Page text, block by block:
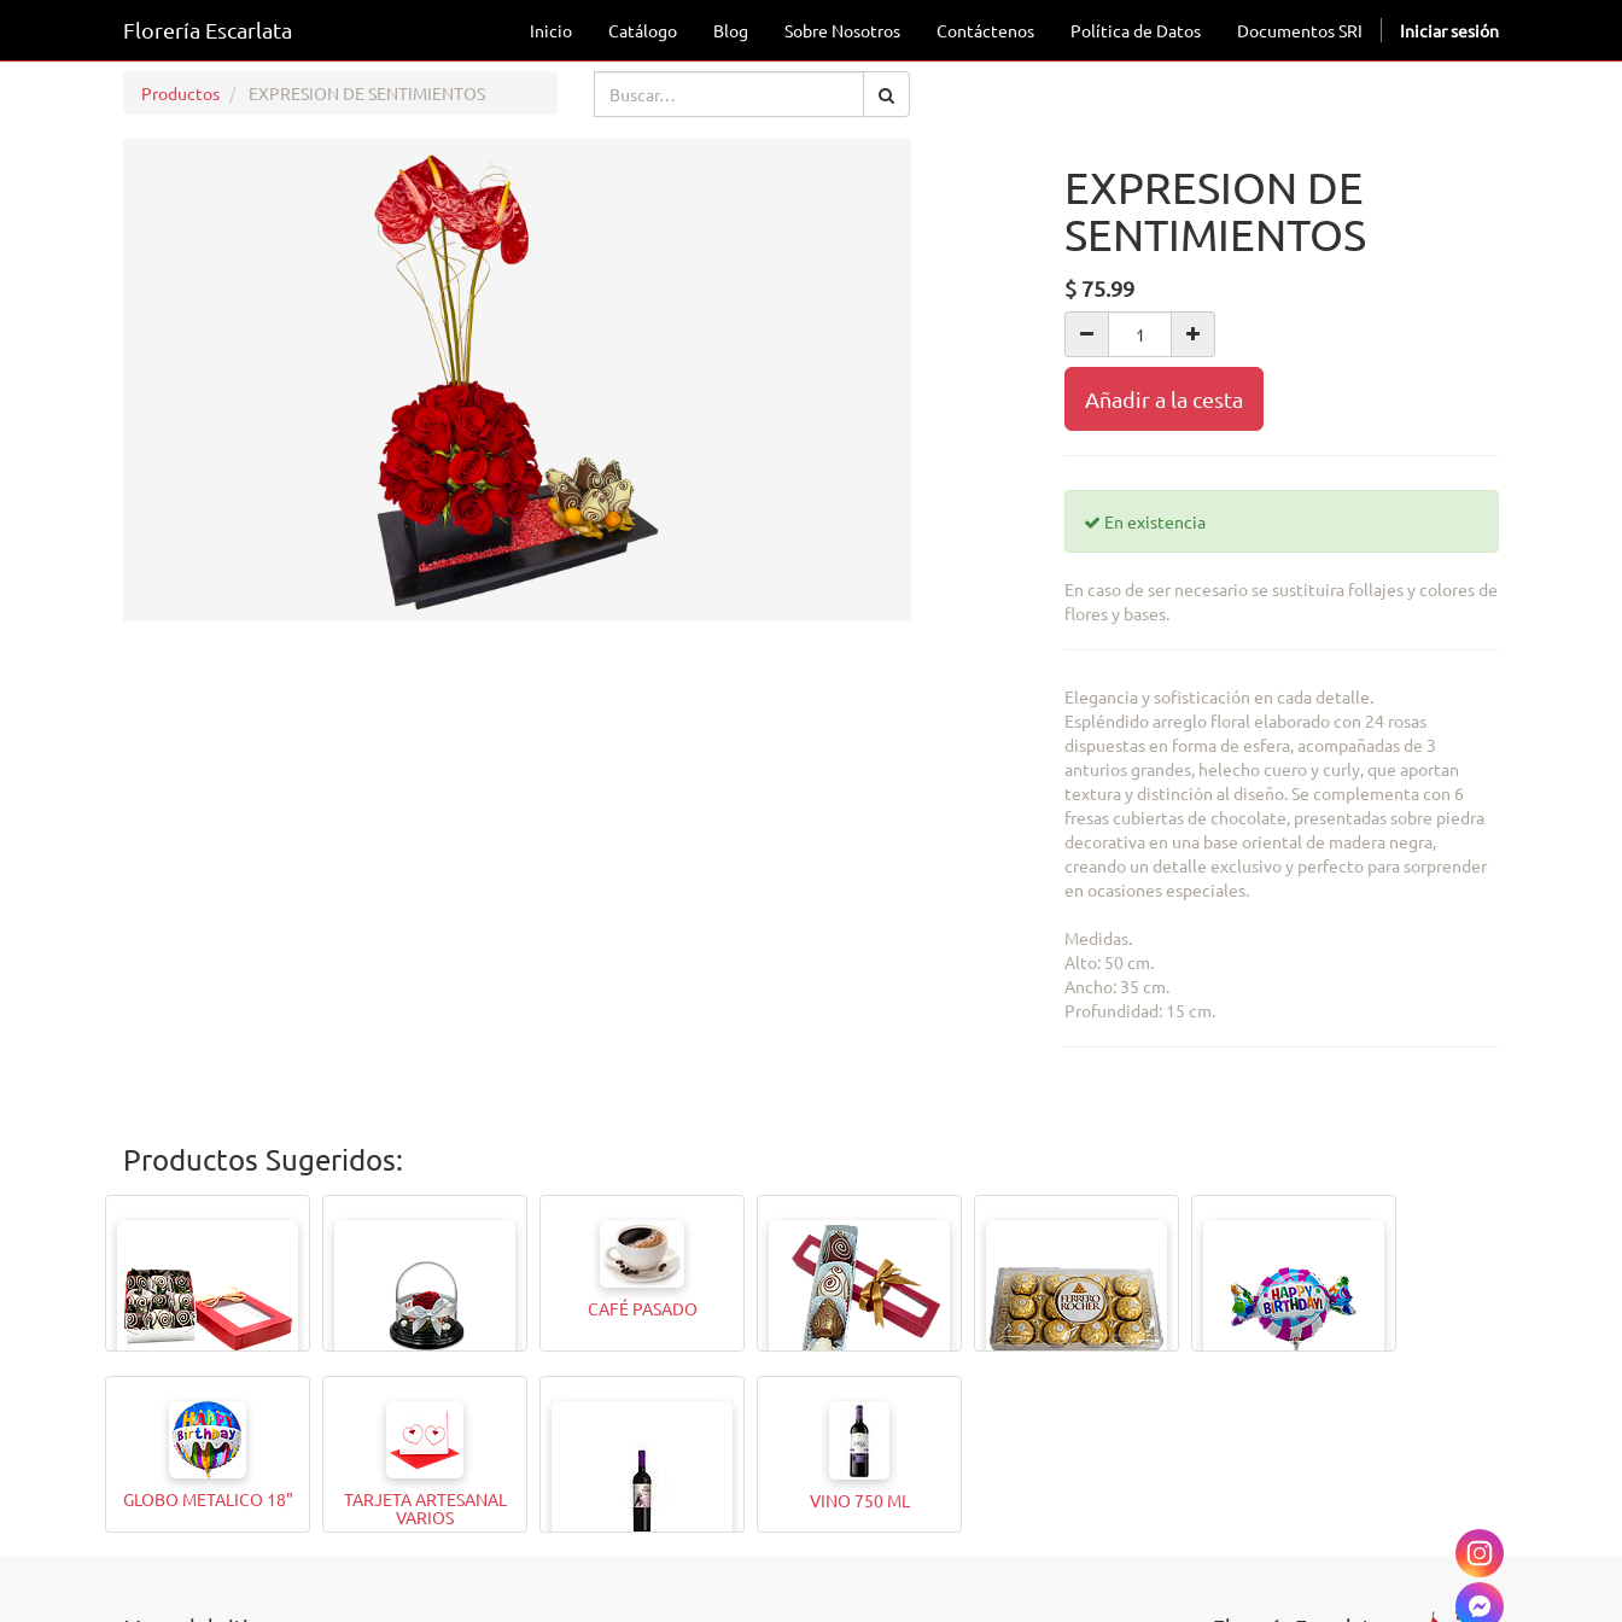
Florería Escarlata Inicio Catálogo Blog Sobre Nosotros Contáctenos Política de Datos Documentos SRI Iniciar sesión
Productos EXPRESION DE SENTIMIENTOS
EXPRESION DE
SENTIMIENTOS
$ 75.99
Añadir a la cesta
En existencia
En caso de ser necesario se sustituira follajes y colores de
flores y bases.
Elegancia y sofisticación en cada detalle.
Espléndido arreglo floral elaborado con 24 rosas
dispuestas en forma de esfera, acompañadas de 3
anturios grandes, helecho cuero y curly, que aportan
textura y distinción al diseño. Se complementa con 6
fresas cubiertas de chocolate, presentadas sobre piedra
decorativa en una base oriental de madera negra,
creando un detalle exclusivo y perfecto para sorprender
en ocasiones especiales.
Medidas.
Alto: 50 cm.
Ancho: 35 cm.
Profundidad: 15 cm.
Productos Sugeridos:
CAJITA MAGICAX9 TODA UNA VIDA ROSA
CAFÉ PASADO
CAJITA MAGICA X4
GLOBO METALICO 18"
TARJETA ARTESANAL
VARIOS
VINO 750 ML